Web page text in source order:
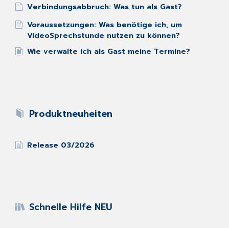
Verbindungsabbruch: Was tun als Gast?
Voraussetzungen: Was benötige ich, um
VideoSprechstunde nutzen zu können?
Wie verwalte ich als Gast meine Termine?
Produktneuheiten
Release 03/2026
Schnelle Hilfe NEU